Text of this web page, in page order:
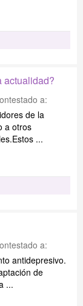
actualidad?
a:
de la
a otros
...
a:
antidepresivo.
de
...